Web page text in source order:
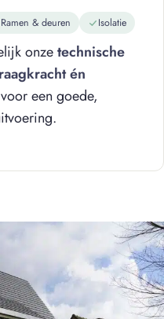
Ramen & deuren Isolatie
onzetechnische
én
een goede,